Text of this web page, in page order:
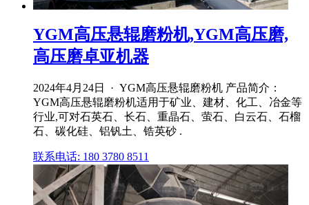
YGM高压悬辊磨粉机,YGM高压磨,
高压磨卓亚机器
2024年4月24日 · YGM高压悬辊磨粉机 产品简介：
YGM高压悬辊磨粉机适用于矿业、建材、化工、冶金等
行业,可对石英石、长石、重晶石、萤石、白云石、石榴
石、碳化硅、铝钒土、锆英砂 .
联系电话: 180 3780 8511